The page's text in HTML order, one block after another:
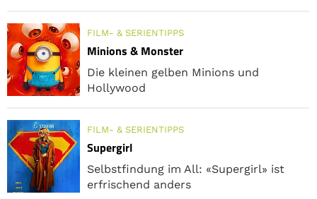
FILM- & SERIENTIPPS
Minions & Monster
Die kleinen gelben Minions und
Hollywood
FILM- & SERIENTIPPS
Supergirl
Selbstfindung im All: «Supergirl» ist
erfrischend anders